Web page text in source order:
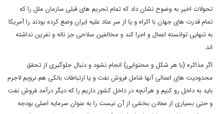
تحولات اخیر به وضوح نشان داد که تمام تحریم های قبلی سازمان ملل را که
تمام قدرت های جهان با اکراه و یا از سر عناد علیه ایران وضع کرده بودند را آمریکا
به تنهایی توانسته اعمال و اجرا کند و مخالفین سلاحی جز ناله و نفرین نداشته
اند.
اگر مذاکره (با هر شکل و محتوایی) انجام نشود و دنبال جلوگیری از تحقق
محدودیت های اعمالی آنها شامل فروش نفت و یا ارتباطات بانکی هم نرویم لاجرم
باید به داخل رو کنیم و هرآنچه در داخل کشور داریم را که دیگر درآمد فروش نفت
و حتی بسیاری از معادن بخشی از آن نیست را به عنوان سرمایه اصلی بودجه